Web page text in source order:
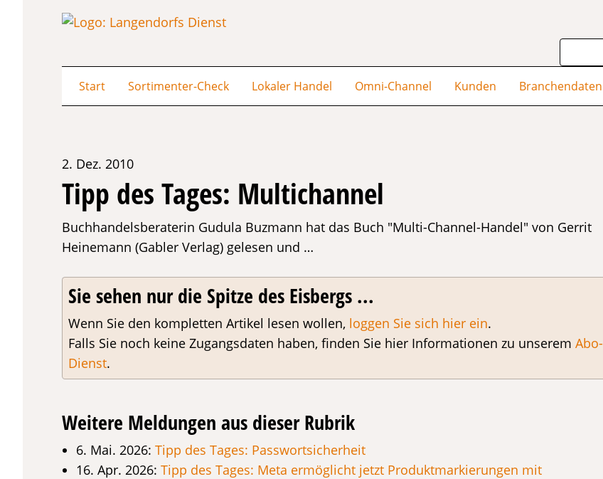
Start Sortimenter-Check Lokaler Handel Omni-Channel Kunden Branchendaten
2. Dez. 2010
Tipp des Tages: Multichannel
Buchhandelsberaterin Gudula Buzmann hat das Buch "Multi-Channel-Handel" von Gerrit
Heinemann (Gabler Verlag) gelesen und …
Sie sehen nur die Spitze des Eisbergs ...
Wenn Sie den kompletten Artikel lesen wollen, loggen Sie sich hier ein.
Falls Sie noch keine Zugangsdaten haben, finden Sie hier Informationen zu unserem Abo-
Dienst.
Weitere Meldungen aus dieser Rubrik
6. Mai. 2026: Tipp des Tages: Passwortsicherheit
16. Apr. 2026: Tipp des Tages: Meta ermöglicht jetzt Produktmarkierungen mit